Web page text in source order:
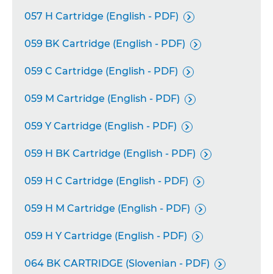
057 H Cartridge (English - PDF) 
059 BK Cartridge (English - PDF) 
059 C Cartridge (English - PDF) 
059 M Cartridge (English - PDF) 
059 Y Cartridge (English - PDF) 
059 H BK Cartridge (English - PDF) 
059 H C Cartridge (English - PDF) 
059 H M Cartridge (English - PDF) 
059 H Y Cartridge (English - PDF) 
064 BK CARTRIDGE (Slovenian - PDF) 